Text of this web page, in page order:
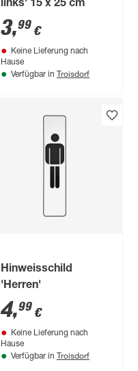
links' 15 x 25 cm
3,99 €
Keine Lieferung nach
Hause
Verfügbar in Troisdorf
Hinweisschild
'Herren'
4,99 €
Keine Lieferung nach
Hause
Verfügbar in Troisdorf